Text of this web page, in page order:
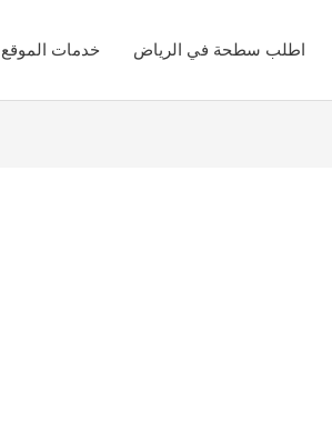
اطلب سطحة في الرياض خدمات الموقع